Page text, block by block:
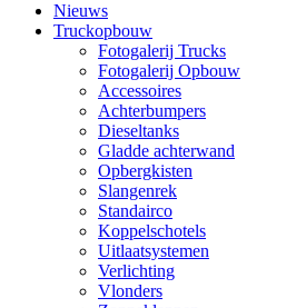
Nieuws
Truckopbouw
Fotogalerij Trucks
Fotogalerij Opbouw
Accessoires
Achterbumpers
Dieseltanks
Gladde achterwand
Opbergkisten
Slangenrek
Standairco
Koppelschotels
Uitlaatsystemen
Verlichting
Vlonders